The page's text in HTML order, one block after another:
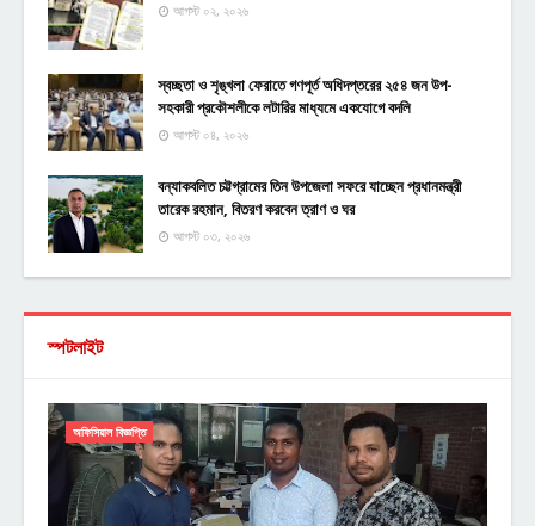
আগস্ট ০২, ২০২৬
স্বচ্ছতা ও শৃঙ্খলা ফেরাতে গণপূর্ত অধিদপ্তরের ২৫৪ জন উপ-
সহকারী প্রকৌশলীকে লটারির মাধ্যমে একযোগে বদলি
আগস্ট ০৪, ২০২৬
বন্যাকবলিত চট্টগ্রামের তিন উপজেলা সফরে যাচ্ছেন প্রধানমন্ত্রী
তারেক রহমান, বিতরণ করবেন ত্রাণ ও ঘর
আগস্ট ০৩, ২০২৬
স্পটলাইট
অফিসিয়াল বিজ্ঞপ্তি